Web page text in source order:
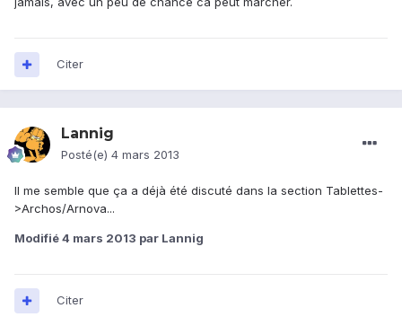
Citer
Lannig
Posté(e) 4 mars 2013
Il me semble que ça a déjà été discuté dans la section Tablettes-
>Archos/Arnova...
Modifié4 mars 2013 par Lannig
Citer